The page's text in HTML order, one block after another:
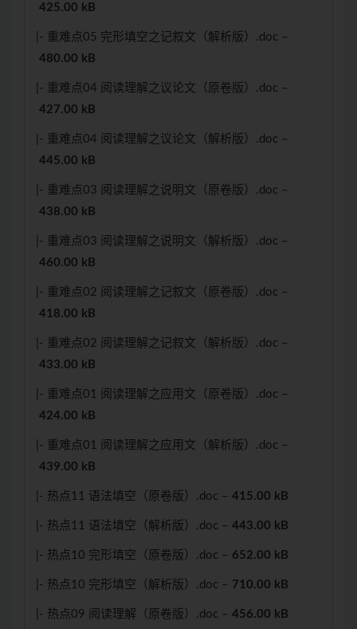
425.00 kB
|- 重难点05 完形填空之记叙文（解析版）.doc –
480.00 kB
|- 重难点04 阅读理解之议论文（原卷版）.doc –
427.00 kB
|- 重难点04 阅读理解之议论文（解析版）.doc –
445.00 kB
|- 重难点03 阅读理解之说明文（原卷版）.doc –
438.00 kB
|- 重难点03 阅读理解之说明文（解析版）.doc –
460.00 kB
|- 重难点02 阅读理解之记叙文（原卷版）.doc –
418.00 kB
|- 重难点02 阅读理解之记叙文（解析版）.doc –
433.00 kB
|- 重难点01 阅读理解之应用文（原卷版）.doc –
424.00 kB
|- 重难点01 阅读理解之应用文（解析版）.doc –
439.00 kB
|- 热点11 语法填空（原卷版）.doc – 415.00 kB
|- 热点11 语法填空（解析版）.doc – 443.00 kB
|- 热点10 完形填空（原卷版）.doc – 652.00 kB
|- 热点10 完形填空（解析版）.doc – 710.00 kB
|- 热点09 阅读理解（原卷版）.doc – 456.00 kB